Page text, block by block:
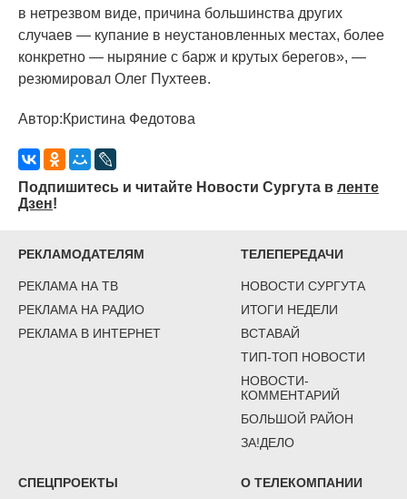
в нетрезвом виде, причина большинства других
случаев — купание в неустановленных местах, более
конкретно — ныряние с барж и крутых берегов», —
резюмировал Олег Пухтеев.
Автор:Кристина Федотова
Подпишитесь и читайте Новости Сургута в ленте
Дзен!
РЕКЛАМОДАТЕЛЯМ
РЕКЛАМА НА ТВ
РЕКЛАМА НА РАДИО
РЕКЛАМА В ИНТЕРНЕТ
ТЕЛЕПЕРЕДАЧИ
НОВОСТИ СУРГУТА
ИТОГИ НЕДЕЛИ
ВСТАВАЙ
ТИП-ТОП НОВОСТИ
НОВОСТИ-
КОММЕНТАРИЙ
БОЛЬШОЙ РАЙОН
ЗА!ДЕЛО
СПЕЦПРОЕКТЫ О ТЕЛЕКОМПАНИИ